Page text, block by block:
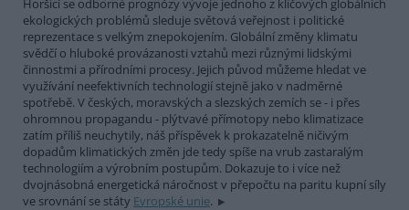
Horšící se odborné prognózy vývoje jednoho z klíčových globálních
ekologických problémů sleduje světová veřejnost i politické
reprezentace s velkým znepokojením. Globální změny klimatu
svědčí o hluboké provázanosti vztahů mezi různými lidskými
činnostmi a přírodními procesy. Jejich původ můžeme hledat ve
využívání neefektivních technologií stejně jako v nadměrné
spotřebě. V českých, moravských a slezských zemích se - i přes
ohromnou propagandu - plýtvavé přímotopy nebo klimatizace
zatím příliš neuchytily, náš příspěvek k prokazatelně ničivým
dopadům klimatických změn jde tedy spíše na vrub zastaralým
technologiím a výrobním postupům. Dokazuje to i více než
dvojnásobná energetická náročnost v přepočtu na paritu kupní síly
ve srovnání se státy Evropské unie.